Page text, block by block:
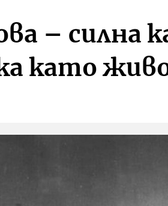
– силна
като